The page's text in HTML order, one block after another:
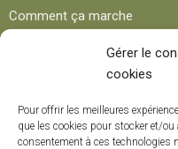
Gérer le
cookies
Pour offrir les meilleures
que les cookies pour stocker et/
consentement à ces technologies
Comment ça marche
Blog